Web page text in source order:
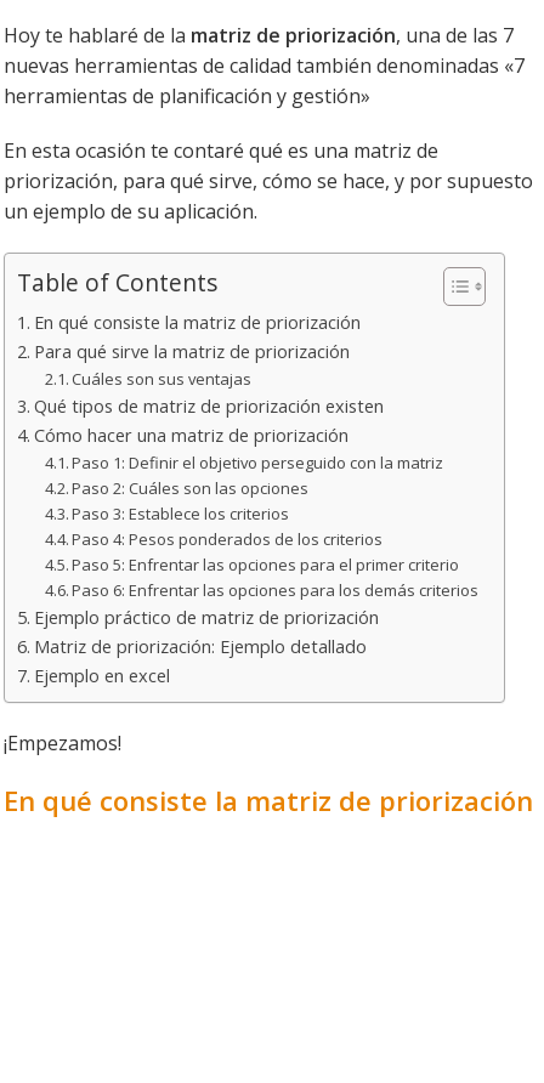
Hoy te hablaré de la matriz de priorización, una de las 7
nuevas herramientas de calidad también denominadas «7
herramientas de planificación y gestión»
En esta ocasión te contaré qué es una matriz de
priorización, para qué sirve, cómo se hace, y por supuesto
un ejemplo de su aplicación.
Table of Contents
En qué consiste la matriz de priorización
Para qué sirve la matriz de priorización
Cuáles son sus ventajas
Qué tipos de matriz de priorización existen
Cómo hacer una matriz de priorización
Paso 1: Definir el objetivo perseguido con la matriz
Paso 2: Cuáles son las opciones
Paso 3: Establece los criterios
Paso 4: Pesos ponderados de los criterios
Paso 5: Enfrentar las opciones para el primer criterio
Paso 6: Enfrentar las opciones para los demás criterios
Ejemplo práctico de matriz de priorización
Matriz de priorización: Ejemplo detallado
Ejemplo en excel
¡Empezamos!
En qué consiste la matriz de priorización